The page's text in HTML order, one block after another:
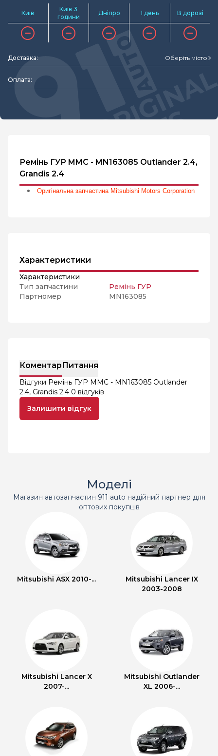
Київ
Київ 3
години
Дніпро 1 день В дорозі
Доставка: Оберіть місто
Оплата:
Ремінь ГУР MMC - MN163085 Outlander 2.4,
Grandis 2.4
Оригінальна запчастина Mitsubishi Motors Corporation
Характеристики
Характеристики
Тип запчастини
Ремінь ГУР
Партномер
MN163085
КоментарПитання
Відгуки Ремінь ГУР MMC - MN163085 Outlander
2.4, Grandis 2.4 0 відгуків
Залишити відгук
Моделі
Магазин автозапчастин 911 auto надійний партнер для
оптових покупців
Mitsubishi ASX 2010-...
Mitsubishi Lancer IX
2003-2008
Mitsubishi Lancer X
2007-...
Mitsubishi Outlander
XL 2006-...